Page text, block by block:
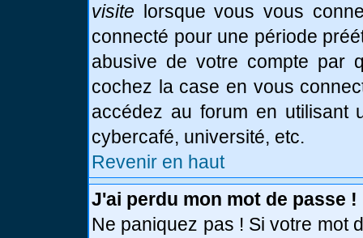
visite lorsque vous vous
connecté pour une période
abusive de votre compte par
cochez la case en vous
accédez au forum en utilisant
cybercafé, université, etc.
Revenir en haut
J'ai perdu mon mot de passe !
Ne paniquez pas ! Si votre mot